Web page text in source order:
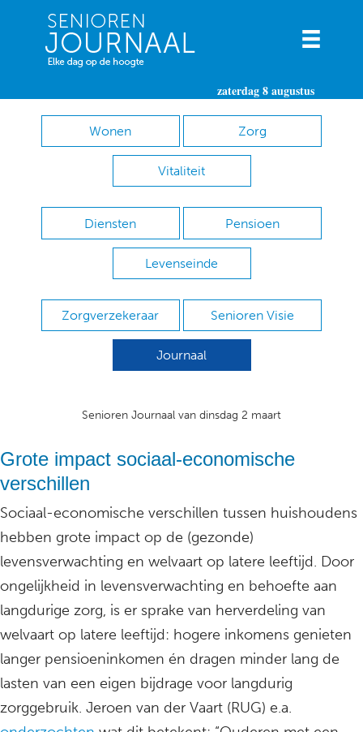
zaterdag 8 augustus
Wonen Zorg
Vitaliteit
Diensten Pensioen
Levenseinde
Zorgverzekeraar Senioren Visie
Journaal
Senioren Journaal van dinsdag 2 maart
Grote impact sociaal-economische
verschillen
Sociaal-economische verschillen tussen huishoudens
hebben grote impact op de (gezonde)
levensverwachting en welvaart op latere leeftijd. Door
ongelijkheid in levensverwachting en behoefte aan
langdurige zorg, is er sprake van herverdeling van
welvaart op latere leeftijd: hogere inkomens genieten
langer pensioeninkomen én dragen minder lang de
lasten van een eigen bijdrage voor langdurig
zorggebruik. Jeroen van der Vaart (RUG) e.a.